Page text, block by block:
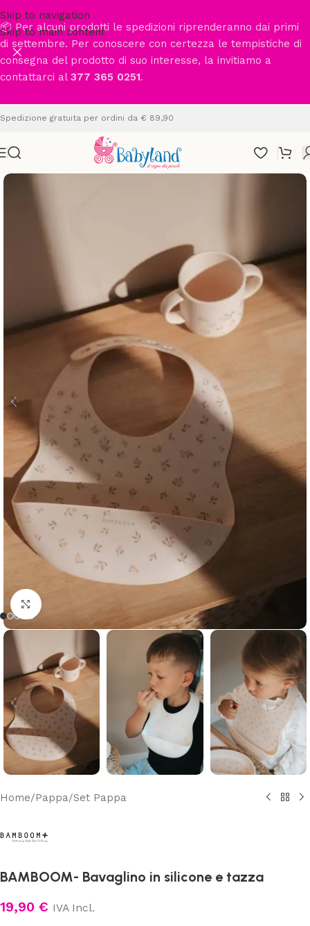
Skip to navigation
Skip to main content
📦 Per alcuni prodotti le spedizioni riprenderanno dai primi
di settembre. Per conoscere con certezza le tempistiche di
consegna del prodotto di suo interesse, la invitiamo a
contattarci al 377 365 0251.
Spedizione gratuita per ordini da € 89,90
Clicca per ingrandire
Home/Pappa/Set Pappa
BAMBOOM- Bavaglino in silicone e tazza
19,90 € IVA Incl.